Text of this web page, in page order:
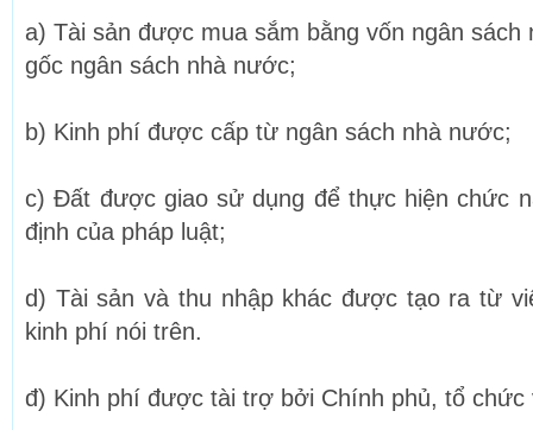
a) Tài sản được mua sắm bằng vốn ngân
gốc ngân sách nhà nước;
b) Kinh phí được cấp từ ngân sách nhà nước;
c) Đất được giao sử dụng để thực hiện chức
định của pháp luật;
d) Tài sản và thu nhập khác được tạo ra từ
kinh phí nói trên.
đ) Kinh phí được tài trợ bởi Chính phủ, tổ chức